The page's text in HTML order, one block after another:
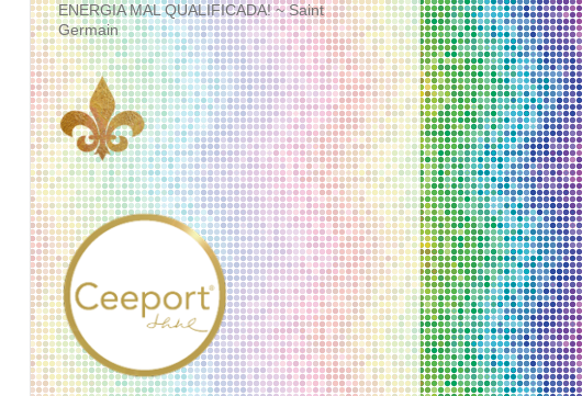
ENERGIA MAL QUALIFICADA! ~ Saint
Germain